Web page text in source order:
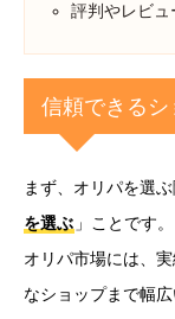
評判やレビュ
信頼できる
まず、オリパを選
を選ぶ 」ことです。
オリパ市場には、
なショップまで幅